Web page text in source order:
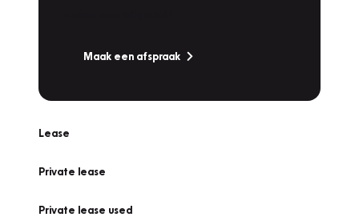
Maak een afspraak
Lease
Private lease
Private lease used